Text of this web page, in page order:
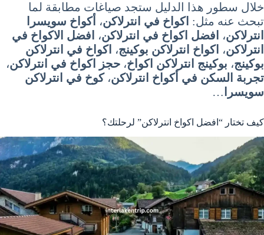
خلال سطور هذا الدليل ستجد صياغات مطابقة لما
تبحث عنه مثل: اكواخ في انترلاكن، أكواخ سويسرا
انترلاكن، افضل اكواخ في انترلاكن،
افضل الاكواخ في
انترلاكن، اكواخ انترلاكن بوكينج، اكواخ في انترلاكن
بوكينج، بوكينج انترلاكن اكواخ، حجز اكواخ في انترلاكن،
تجربة السكن في أكواخ انترلاكن،كوخ في انترلاكن
سويسرا …
كيف تختار “افضل اكواخ انترلاكن” لرحلتك؟